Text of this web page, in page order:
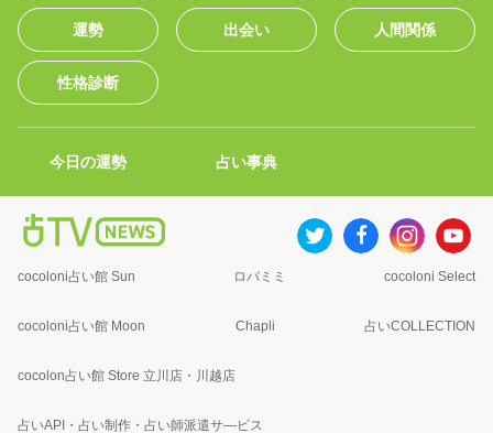
運勢 出会い 人間関係
性格診断
今日の運勢 占い事典
cocoloni占い館 Sun ロバミミ cocoloni Select
cocoloni占い館 Moon Chapli 占いCOLLECTION
cocolon占い館 Store 立川店・川越店
占いAPI・占い制作・占い師派遣サ―ビス